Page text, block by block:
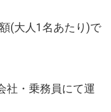
(大人1名あたり)で
社・乗務員にて運